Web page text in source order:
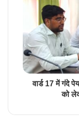
वार्ड 17 में गंदे
को